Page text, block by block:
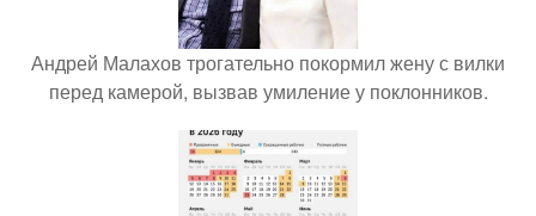
Андрей Малахов трогательно покормил жену с вилки
перед камерой, вызвав умиление у поклонников.